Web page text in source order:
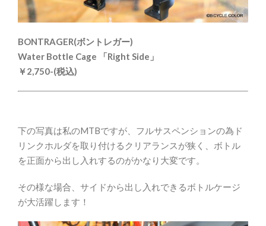
BONTRAGER(ボントレガー)
Water Bottle Cage 「Right Side」
￥2,750-(税込)
下の写真は私のMTBですが、フルサスペンションの為ド
リンクホルダを取り付けるクリアランスが狭く、ボトル
を正面から出し入れするのがかなり大変です。
その様な場合、サイドから出し入れできるボトルケージ
が大活躍します！